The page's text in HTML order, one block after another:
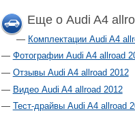
Еще о Audi A4
Комплектации Audi A4
Фотографии Audi A4 allroad
Отзывы Audi A4 allroad 2012
Видео Audi A4 allroad 2012
Тест-драйвы Audi A4 allroad